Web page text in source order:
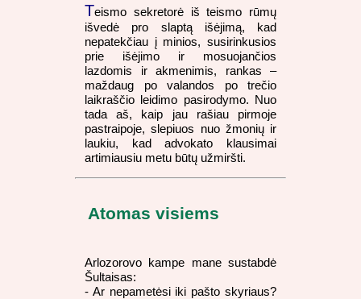
Teismo sekretorė iš teismo rūmų
išvedė pro slaptą išėjimą, kad
nepatekčiau į minios, susirinkusios
prie išėjimo ir mosuojančios
lazdomis ir akmenimis, rankas –
maždaug po valandos po trečio
laikraščio leidimo pasirodymo. Nuo
tada aš, kaip jau rašiau pirmoje
pastraipoje, slepiuos nuo žmonių ir
laukiu, kad advokato klausimai
artimiausiu metu būtų užmiršti.
Atomas visiems
Arlozorovo kampe mane sustabdė
Šultaisas:
- Ar nepametėsi iki pašto skyriaus?